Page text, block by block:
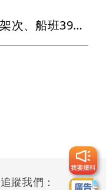
白海豚大亂！今航空取消66架次、船班39航次停航
追蹤我們：